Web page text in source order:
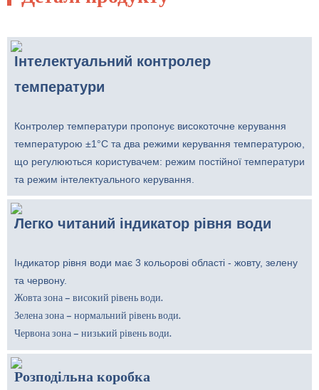
Інтелектуальний контролер
температури
Контролер температури пропонує високоточне керування
температурою ±1°C та два режими керування температурою,
що регулюються користувачем: режим постійної температури
та режим інтелектуального керування.
Легко читаний індикатор рівня води
Індикатор рівня води має 3 кольорові області - жовту, зелену
та червону.
Жовта зона – високий рівень води.
Зелена зона – нормальний рівень води.
Червона зона – низький рівень води.
Розподільна коробка